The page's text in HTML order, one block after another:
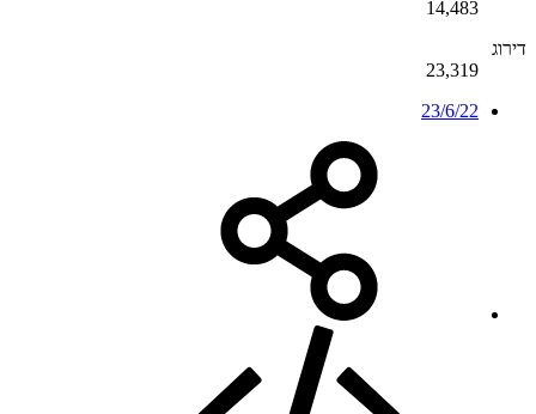
14,483
דירוג
23,319
23/6/22